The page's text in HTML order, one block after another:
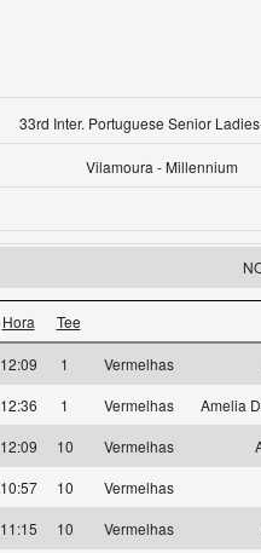
33rd Inter. Portuguese Senior
Vilamoura - Millennium
Hora Tee
12:09 1 Vermelhas
12:36
1 Vermelhas Amelia
12:09
10 Vermelhas
10:57
10 Vermelhas
11:15
10 Vermelhas